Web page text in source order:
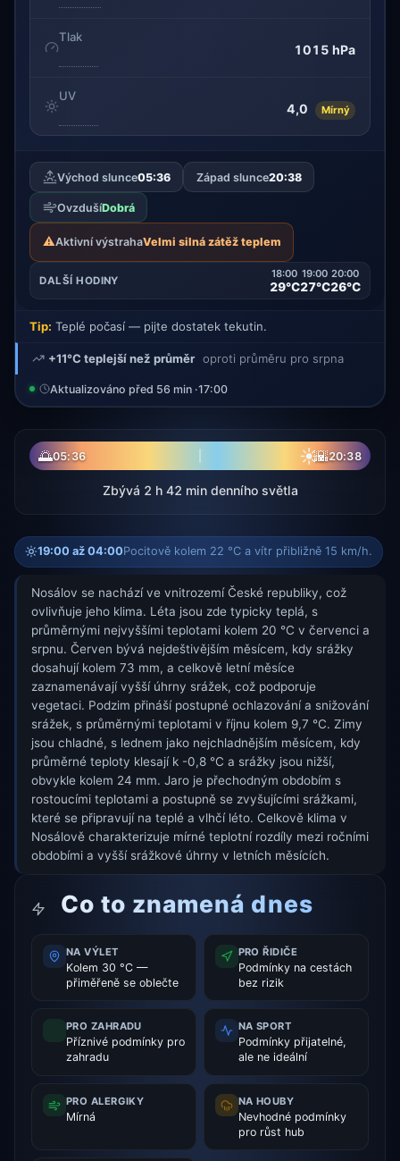
Tlak
1015 hPa
UV
4,0 Mírný
Východ slunce05:36 Západ slunce20:38
OvzdušíDobrá
⚠️Aktivní výstrahaVelmi silná zátěž teplem
DALŠÍ HODINY
18:00
29°C
19:00
27°C
20:00
26°C
Tip: Teplé počasí — pijte dostatek tekutin.
+11°C teplejší než průměr oproti průměru pro srpna
Aktualizováno před 56 min ·17:00
🌅05:36 ☀🌇20:38
Zbývá 2 h 42 min denního světla
19:00 až 04:00Pocitově kolem 22 °C a vítr přibližně 15 km/h.
Nosálov se nachází ve vnitrozemí České republiky, což
ovlivňuje jeho klima. Léta jsou zde typicky teplá, s
průměrnými nejvyššími teplotami kolem 20 °C v červenci a
srpnu. Červen bývá nejdeštivějším měsícem, kdy srážky
dosahují kolem 73 mm, a celkově letní měsíce
zaznamenávají vyšší úhrny srážek, což podporuje
vegetaci. Podzim přináší postupné ochlazování a snižování
srážek, s průměrnými teplotami v říjnu kolem 9,7 °C. Zimy
jsou chladné, s lednem jako nejchladnějším měsícem, kdy
průměrné teploty klesají k -0,8 °C a srážky jsou nižší,
obvykle kolem 24 mm. Jaro je přechodným obdobím s
rostoucími teplotami a postupně se zvyšujícími srážkami,
které se připravují na teplé a vlhčí léto. Celkově klima v
Nosálově charakterizuje mírné teplotní rozdíly mezi ročními
obdobími a vyšší srážkové úhrny v letních měsících.
Co to znamená dnes
NA VÝLET
Kolem 30 °C —
přiměřeně se oblečte
PRO ŘIDIČE
Podmínky na cestách
bez rizik
PRO ZAHRADU
Příznivé podmínky pro
zahradu
NA SPORT
Podmínky přijatelné,
ale ne ideální
PRO ALERGIKY
Mírná
NA HOUBY
Nevhodné podmínky
pro růst hub